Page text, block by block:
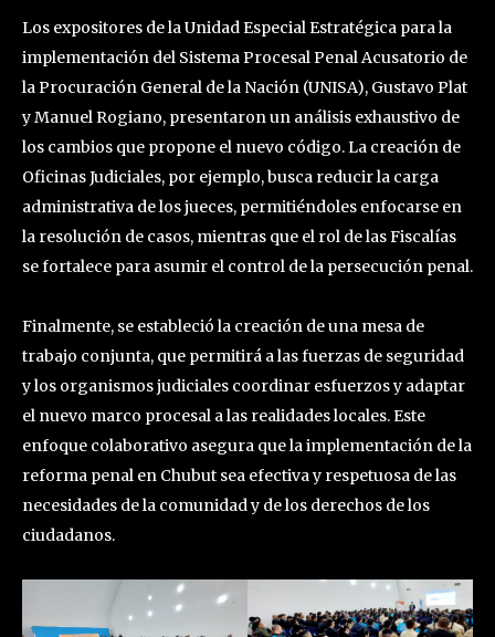
Los expositores de la Unidad Especial Estratégica para la
implementación del Sistema Procesal Penal Acusatorio de
la Procuración General de la Nación (UNISA), Gustavo Plat
y Manuel Rogiano, presentaron un análisis exhaustivo de
los cambios que propone el nuevo código. La creación de
Oficinas Judiciales, por ejemplo, busca reducir la carga
administrativa de los jueces, permitiéndoles enfocarse en
la resolución de casos, mientras que el rol de las Fiscalías
se fortalece para asumir el control de la persecución penal.
Finalmente, se estableció la creación de una mesa de
trabajo conjunta, que permitirá a las fuerzas de seguridad
y los organismos judiciales coordinar esfuerzos y adaptar
el nuevo marco procesal a las realidades locales. Este
enfoque colaborativo asegura que la implementación de la
reforma penal en Chubut sea efectiva y respetuosa de las
necesidades de la comunidad y de los derechos de los
ciudadanos.